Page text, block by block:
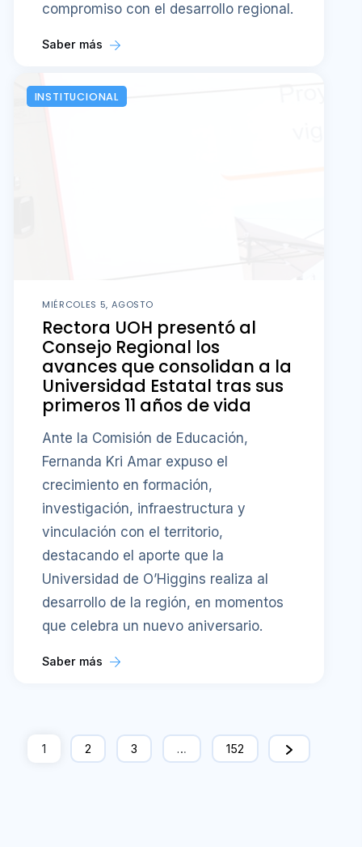
compromiso con el desarrollo regional.
Saber más
INSTITUCIONAL
MIÉRCOLES 5, AGOSTO
Rectora UOH presentó al
Consejo Regional los
avances que consolidan a la
Universidad Estatal tras sus
primeros 11 años de vida
Ante la Comisión de Educación,
Fernanda Kri Amar expuso el
crecimiento en formación,
investigación, infraestructura y
vinculación con el territorio,
destacando el aporte que la
Universidad de O’Higgins realiza al
desarrollo de la región, en momentos
que celebra un nuevo aniversario.
Saber más
1 2 3 … 152